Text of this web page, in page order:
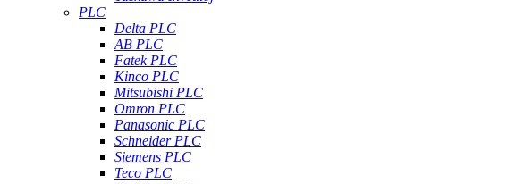
PLC
Delta PLC
AB PLC
Fatek PLC
Kinco PLC
Mitsubishi PLC
Omron PLC
Panasonic PLC
Schneider PLC
Siemens PLC
Teco PLC